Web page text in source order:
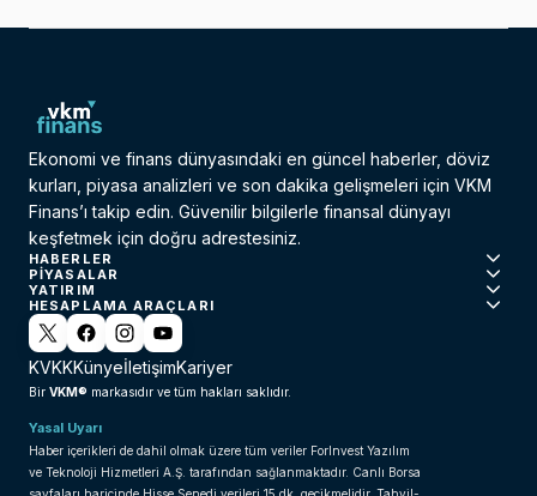
Ekonomi ve finans dünyasındaki en güncel haberler, döviz
kurları, piyasa analizleri ve son dakika gelişmeleri için VKM
Finans’ı takip edin. Güvenilir bilgilerle finansal dünyayı
keşfetmek için doğru adrestesiniz.
HABERLER
PIYASALAR
YATIRIM
HESAPLAMA ARAÇLARI
KVKKKünyeİletişimKariyer
Bir VKM® markasıdır ve tüm hakları saklıdır.
Yasal Uyarı
Haber içerikleri de dahil olmak üzere tüm veriler ForInvest Yazılım
ve Teknoloji Hizmetleri A.Ş. tarafından sağlanmaktadır. Canlı Borsa